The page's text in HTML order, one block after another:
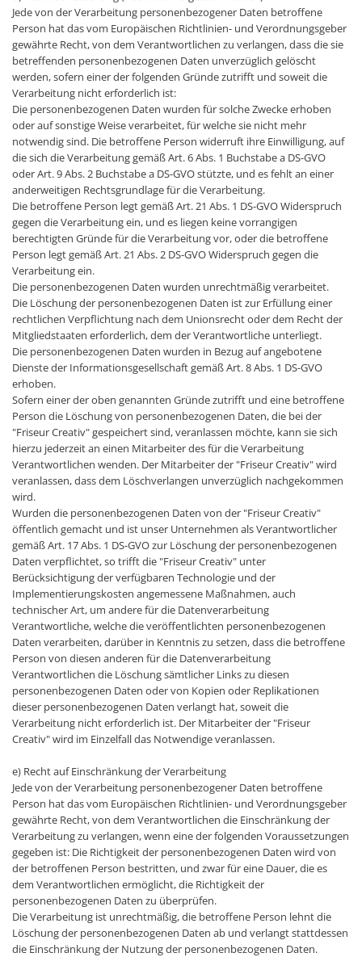
Jede von der Verarbeitung personenbezogener Daten betroffene
Person hat das vom Europäischen Richtlinien- und Verordnungsgeber
gewährte Recht, von dem Verantwortlichen zu verlangen, dass die sie
betreffenden personenbezogenen Daten unverzüglich gelöscht
werden, sofern einer der folgenden Gründe zutrifft und soweit die
Verarbeitung nicht erforderlich ist:
Die personenbezogenen Daten wurden für solche Zwecke erhoben
oder auf sonstige Weise verarbeitet, für welche sie nicht mehr
notwendig sind. Die betroffene Person widerruft ihre Einwilligung, auf
die sich die Verarbeitung gemäß Art. 6 Abs. 1 Buchstabe a DS-GVO
oder Art. 9 Abs. 2 Buchstabe a DS-GVO stützte, und es fehlt an einer
anderweitigen Rechtsgrundlage für die Verarbeitung.
Die betroffene Person legt gemäß Art. 21 Abs. 1 DS-GVO Widerspruch
gegen die Verarbeitung ein, und es liegen keine vorrangigen
berechtigten Gründe für die Verarbeitung vor, oder die betroffene
Person legt gemäß Art. 21 Abs. 2 DS-GVO Widerspruch gegen die
Verarbeitung ein.
Die personenbezogenen Daten wurden unrechtmäßig verarbeitet.
Die Löschung der personenbezogenen Daten ist zur Erfüllung einer
rechtlichen Verpflichtung nach dem Unionsrecht oder dem Recht der
Mitgliedstaaten erforderlich, dem der Verantwortliche unterliegt.
Die personenbezogenen Daten wurden in Bezug auf angebotene
Dienste der Informationsgesellschaft gemäß Art. 8 Abs. 1 DS-GVO
erhoben.
Sofern einer der oben genannten Gründe zutrifft und eine betroffene
Person die Löschung von personenbezogenen Daten, die bei der
"Friseur Creativ" gespeichert sind, veranlassen möchte, kann sie sich
hierzu jederzeit an einen Mitarbeiter des für die Verarbeitung
Verantwortlichen wenden. Der Mitarbeiter der "Friseur Creativ" wird
veranlassen, dass dem Löschverlangen unverzüglich nachgekommen
wird.
Wurden die personenbezogenen Daten von der "Friseur Creativ"
öffentlich gemacht und ist unser Unternehmen als Verantwortlicher
gemäß Art. 17 Abs. 1 DS-GVO zur Löschung der personenbezogenen
Daten verpflichtet, so trifft die "Friseur Creativ" unter
Berücksichtigung der verfügbaren Technologie und der
Implementierungskosten angemessene Maßnahmen, auch
technischer Art, um andere für die Datenverarbeitung
Verantwortliche, welche die veröffentlichten personenbezogenen
Daten verarbeiten, darüber in Kenntnis zu setzen, dass die betroffene
Person von diesen anderen für die Datenverarbeitung
Verantwortlichen die Löschung sämtlicher Links zu diesen
personenbezogenen Daten oder von Kopien oder Replikationen
dieser personenbezogenen Daten verlangt hat, soweit die
Verarbeitung nicht erforderlich ist. Der Mitarbeiter der "Friseur
Creativ" wird im Einzelfall das Notwendige veranlassen.
e) Recht auf Einschränkung der Verarbeitung
Jede von der Verarbeitung personenbezogener Daten betroffene
Person hat das vom Europäischen Richtlinien- und Verordnungsgeber
gewährte Recht, von dem Verantwortlichen die Einschränkung der
Verarbeitung zu verlangen, wenn eine der folgenden Voraussetzungen
gegeben ist: Die Richtigkeit der personenbezogenen Daten wird von
der betroffenen Person bestritten, und zwar für eine Dauer, die es
dem Verantwortlichen ermöglicht, die Richtigkeit der
personenbezogenen Daten zu überprüfen.
Die Verarbeitung ist unrechtmäßig, die betroffene Person lehnt die
Löschung der personenbezogenen Daten ab und verlangt stattdessen
die Einschränkung der Nutzung der personenbezogenen Daten.